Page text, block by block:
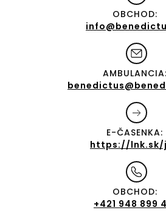
OBCHOD:
AMBULANCIA:
E-ČASENKA:
https://lnk.sk/
OBCHOD:
+421 948 899